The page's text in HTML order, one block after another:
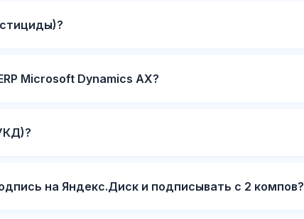
Microsoft Dynamics AX?
на Яндекс.Диск и подписывать с 2 компов?